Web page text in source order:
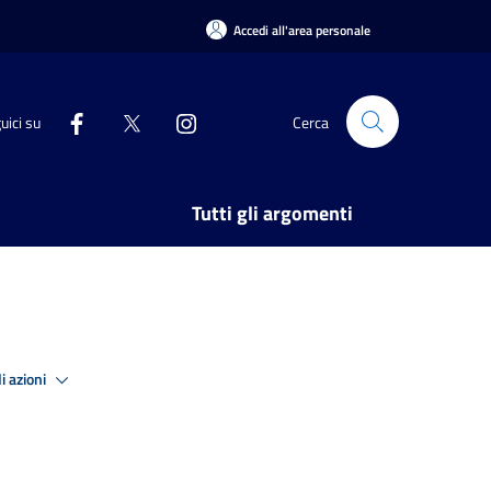
Accedi all'area personale
su Cerca
Tutti gli argomenti
azioni